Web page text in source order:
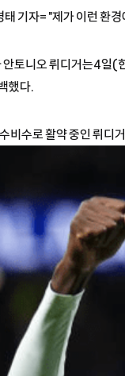
기자= "제가 이런 환
안토니오 뤼디거는4일(
했다.
비수로 활약 중인 뤼디